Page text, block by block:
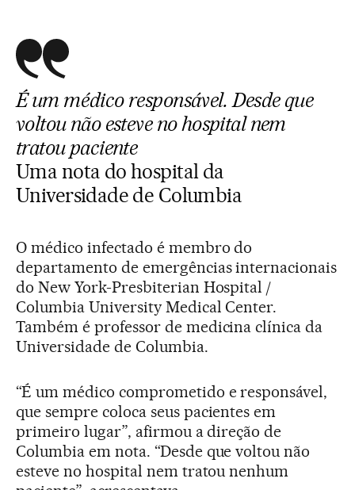
É um médico responsável. Desde que
voltou não esteve no hospital nem
tratou paciente
Uma nota dohospital da
Universidade de Columbia
O médico infectado é membro do
departamento de emergências internacionais
do New York-Presbiterian Hospital /
Columbia University Medical Center.
Também é professor de medicina clínica da
Universidade de Columbia.
“É um médico comprometido e responsável,
que sempre coloca seus pacientes em
primeiro lugar”, afirmou a direção de
Columbia em nota. “Desde que voltou não
esteve no hospital nem tratou nenhum